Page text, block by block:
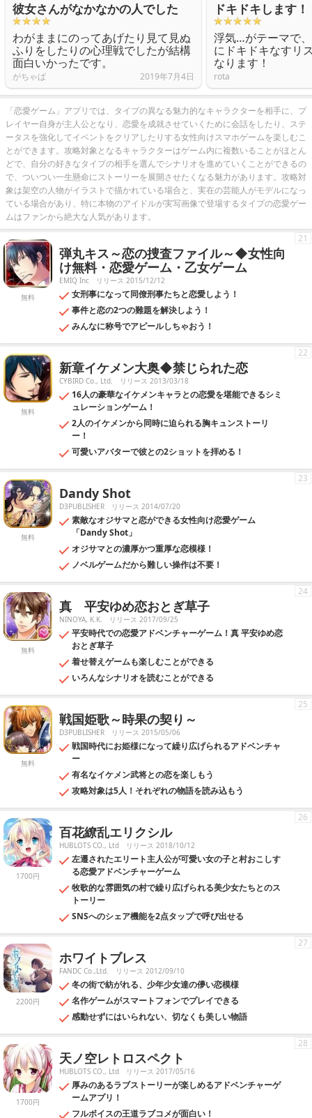
彼女さんがなかなかの人でした
わがままにのってあげたり見て見ぬ
ふりをしたりの心理戦でしたが結構
面白いかったです。
がちゃぱ 2019年7月4日
ドキドキします！
浮気…がテーマで
にドキドキなすリ
なります！
rota
「恋愛ゲーム」アプリでは、タイプの異なる魅力的なキャラクターを相手に、プ
レイヤー自身が主人公となり、恋愛を成就させていくために会話をしたり、ステ
ータスを強化してイベントをクリアしたりする女性向けスマホゲームを楽しむこ
とができます。攻略対象となるキャラクターはゲーム内に複数いることがほとん
どで、自分の好きなタイプの相手を選んでシナリオを進めていくことができるの
で、ついつい一生懸命にストーリーを展開させたくなる魅力があります。攻略対
象は架空の人物がイラストで描かれている場合と、実在の芸能人がモデルになっ
ている場合があり、特に本物のアイドルが実写画像で登場するタイプの恋愛ゲー
ムはファンから絶大な人気があります。
無料
弾丸キス～恋の捜査ファイル～◆女性向
け無料・恋愛ゲーム・乙女ゲーム
EMIQ Inc リリース 2015/12/12
女刑事になって同僚刑事たちと恋愛しよう！
事件と恋の2つの難題を解決しよう！
みんなに称号でアピールしちゃおう！
21
無料
新章イケメン大奥◆禁じられた恋
CYBIRD Co., Ltd. リリース 2013/03/18
16人の豪華なイケメンキャラとの恋愛を堪能できるシミ
ュレーションゲーム！
2人のイケメンから同時に迫られる胸キュンストーリ
ー！
可愛いアバターで彼との2ショットを拝める！
22
無料
Dandy Shot
D3PUBLISHER リリース 2014/07/20
素敵なオジサマと恋ができる女性向け恋愛ゲーム
「Dandy Shot」
オジサマとの濃厚かつ重厚な恋模様！
ノベルゲームだから難しい操作は不要！
23
無料
真 平安ゆめ恋おとぎ草子
NINOYA, K.K. リリース 2017/09/25
平安時代での恋愛アドベンチャーゲーム！真 平安ゆめ恋
おとぎ草子
着せ替えゲームも楽しむことができる
いろんなシナリオを読むことができる
24
無料
戦国姫歌～時果の契り～
D3PUBLISHER リリース 2015/05/06
戦国時代にお姫様になって繰り広げられるアドベンチャ
ー
有名なイケメン武将との恋を楽しもう
攻略対象は5人！それぞれの物語を読み込もう
25
1700円
百花繚乱エリクシル
HUBLOTS CO., Ltd リリース 2018/10/12
左遷されたエリート主人公が可愛い女の子と村おこしす
る恋愛アドベンチャーゲーム
牧歌的な雰囲気の村で繰り広げられる美少女たちとのス
トーリー
SNSへのシェア機能を2点タップで呼び出せる
26
2200円
ホワイトブレス
FANDC Co.,Ltd. リリース 2012/09/10
冬の街で紡がれる、少年少女達の儚い恋模様
名作ゲームがスマートフォンでプレイできる
感動せずにはいられない、切なくも美しい物語
27
1700円
天ノ空レトロスペクト
HUBLOTS CO., Ltd リリース 2017/05/16
厚みのあるラブストーリーが楽しめるアドベンチャーゲ
ームアプリ！
フルボイスの王道ラブコメが面白い！
28